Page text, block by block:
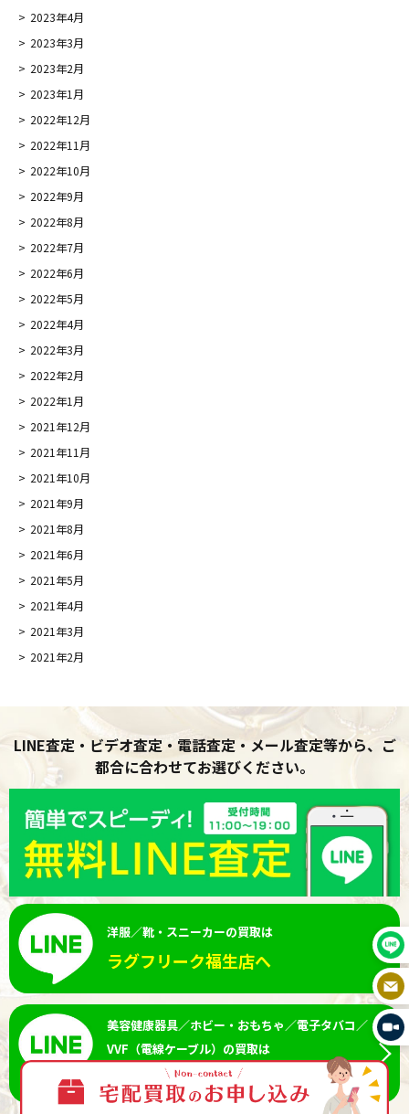
2023年4月
2023年3月
2023年2月
2023年1月
2022年12月
2022年11月
2022年10月
2022年9月
2022年8月
2022年7月
2022年6月
2022年5月
2022年4月
2022年3月
2022年2月
2022年1月
2021年12月
2021年11月
2021年10月
2021年9月
2021年8月
2021年6月
2021年5月
2021年4月
2021年3月
2021年2月
LINE査定・ビデオ査定・電話査定・メール査定等から、ご
都合に合わせてお選びください。
洋服／靴・スニーカーの買取は
ラグフリーク福生店へ
美容健康器具／ホビー・おもちゃ／電子タバコ／
VVF（電線ケーブル）の買取は
ネット事業部へ